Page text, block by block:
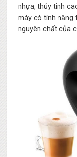
nhựa, thủy tinh
máy có tính năng
nguyên chất của